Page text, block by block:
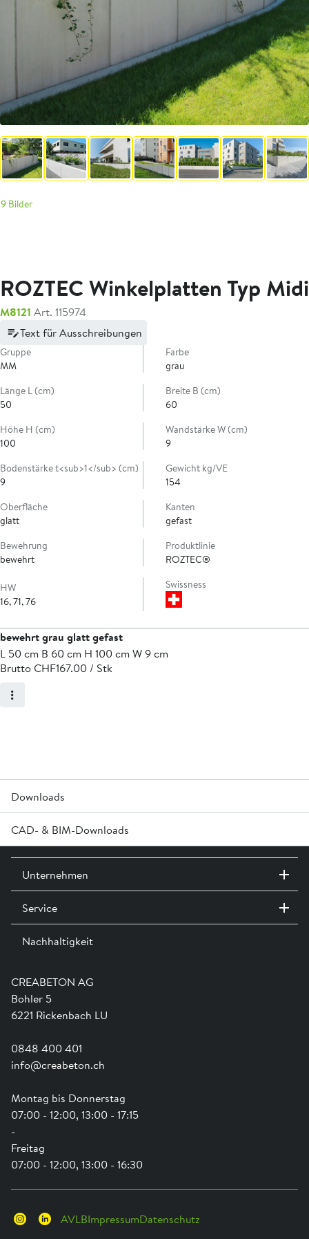
9 Bilder
ROZTEC Winkelplatten Typ Midi
M8121 Art. 115974
Text für Ausschreibungen
Gruppe
MM
Farbe
grau
Länge L (cm)
50
Breite B (cm)
60
Höhe H (cm)
100
Wandstärke W (cm)
9
Bodenstärke t<sub>1</sub> (cm)
9
Gewicht kg/VE
154
Oberfläche
glatt
Kanten
gefast
Bewehrung
bewehrt
Produktlinie
ROZTEC®
HW
16, 71, 76
Swissness
bewehrt grau glatt gefast
L 50 cm B 60 cm H 100 cm W 9 cm
Brutto CHF167.00 / Stk
Downloads
Technisches Produktblatt M8121 ROZTEC
Technische Wegleitung Hangsicherungssysteme »
M8000 Versetzhinweise für Winkelplatten »
CAD- & BIM-Downloads
Melden Sie sich an oder erstellen Sie in Login um Zugriff auf die
CAD- & BIM-Daten zu erhalten
Anmelden
CREABETON AG
Bohler 5
6221 Rickenbach LU
0848 400 401
info@creabeton.ch
Montag bis Donnerstag
07:00 - 12:00, 13:00 - 17:15
-
Freitag
07:00 - 12:00, 13:00 - 16:30
Unternehmen
Kontakt / Standorte
Ausstellungen
Team
Ausbildung
Service
Dienstleistungen
Shop Hilfe
Anwendungsunterstützung
Newsletter
Nachhaltigkeit
Engagement
Swissness
Schwammstadt
AVLBImpressumDatenschutz